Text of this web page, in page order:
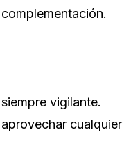
vigilante.
cualquier